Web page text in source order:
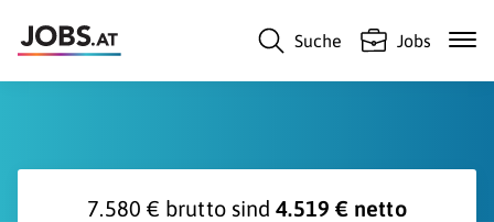
Suche Jobs
7.580 € brutto sind4.519 € netto